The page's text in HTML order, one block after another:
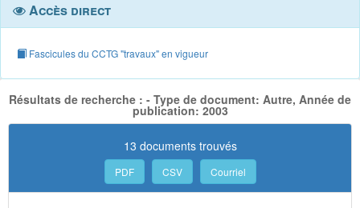
Accès direct
Fascicules du CCTG "travaux" en vigueur
Résultats de recherche : - Type de document: Autre, Année de
publication: 2003
13 documents trouvés
PDF CSV Courriel